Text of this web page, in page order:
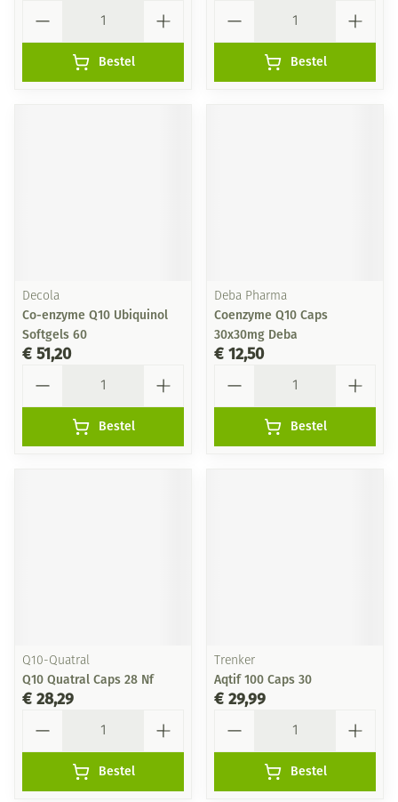
Bestel Bestel
Decola
Co-enzyme Q10 Ubiquinol
Softgels 60
€ 51,20
Bestel
Deba Pharma
Coenzyme Q10 Caps
30x30mg Deba
€ 12,50
Bestel
Q10-Quatral
Q10 Quatral Caps 28 Nf
€ 28,29
Bestel
Trenker
Aqtif 100 Caps 30
€ 29,99
Bestel